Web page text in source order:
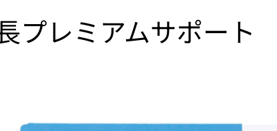
プレミアムサポート